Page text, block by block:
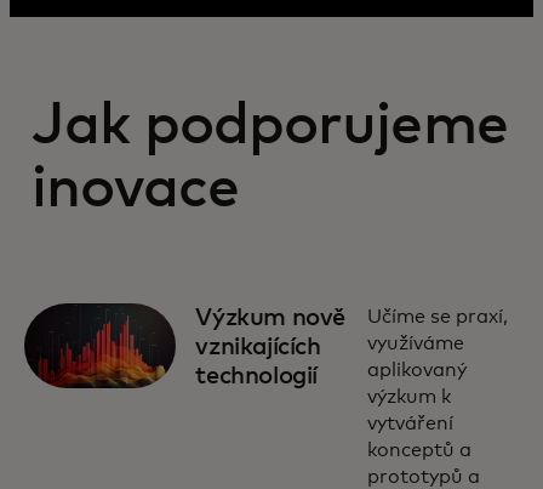
Jak podporujeme
inovace
Výzkum nově
vznikajících
technologií
Učíme se praxí,
využíváme
aplikovaný
výzkum k
vytváření
konceptů a
prototypů a